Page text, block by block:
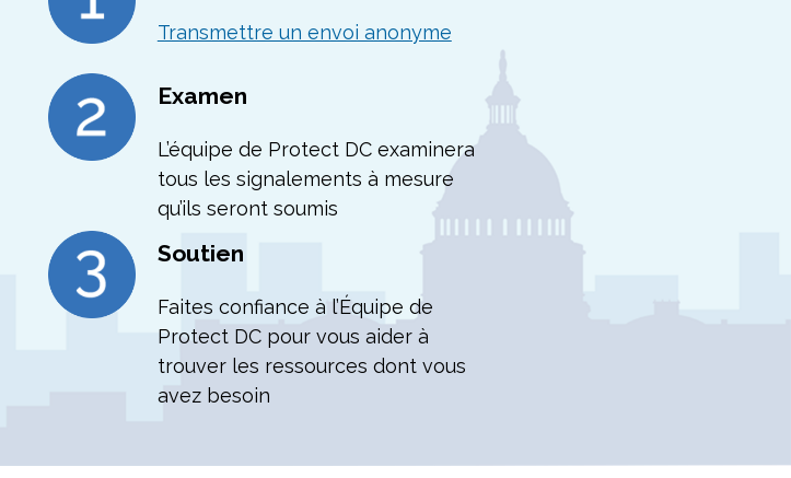
Transmettre un envoi anonyme
Examen
L’équipe de Protect DC examinera
tous les signalements à mesure
qu’ils seront soumis
Soutien
Faites confiance à l’Équipe de
Protect DC pour vous aider à
trouver les ressources dont vous
avez besoin